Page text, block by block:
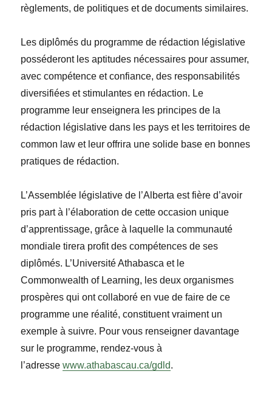
règlements, de politiques et de documents similaires.
Les diplômés du programme de rédaction législative
posséderont les aptitudes nécessaires pour assumer,
avec compétence et confiance, des responsabilités
diversifiées et stimulantes en rédaction. Le
programme leur enseignera les principes de la
rédaction législative dans les pays et les territoires de
common law et leur offrira une solide base en bonnes
pratiques de rédaction.
L’Assemblée législative de l’Alberta est fière d’avoir
pris part à l’élaboration de cette occasion unique
d’apprentissage, grâce à laquelle la communauté
mondiale tirera profit des compétences de ses
diplômés. L’Université Athabasca et le
Commonwealth of Learning, les deux organismes
prospères qui ont collaboré en vue de faire de ce
programme une réalité, constituent vraiment un
exemple à suivre. Pour vous renseigner davantage
sur le programme, rendez-vous à
l’adressewww.athabascau.ca/gdld.